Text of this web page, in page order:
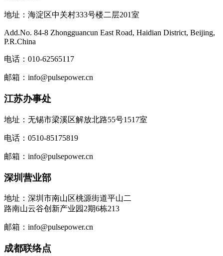
地址：海淀区中关村333号楼二层201室
Add.No. 84-8 Zhongguancun East Road, Haidian District, Beijing,
P.R.China
电话：010-62565117
邮箱：info@pulsepower.cn
江苏办事处
地址：无锡市梁溪区解放北路55号1517室
电话：0510-85175819
邮箱：info@pulsepower.cn
深圳营业部
地址：深圳市南山区桃源街道平山二
路南山云谷创新产业园2期6栋213
邮箱：info@pulsepower.cn
成都联络点